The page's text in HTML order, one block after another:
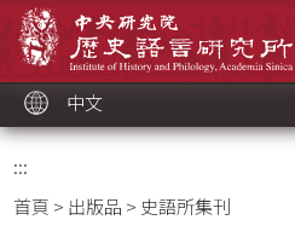
中文
:::
首頁 > 出版品 > 史語所集刊